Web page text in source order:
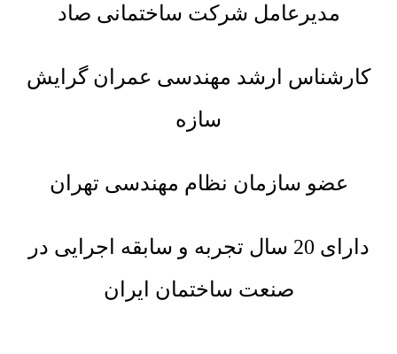
مدیرعامل شرکت ساختمانی صاد
کارشناس ارشد مهندسی عمران گرایش
سازه
عضو سازمان نظام مهندسی تهران
دارای 20 سال تجربه و سابقه اجرایی در
صنعت ساختمان ایران